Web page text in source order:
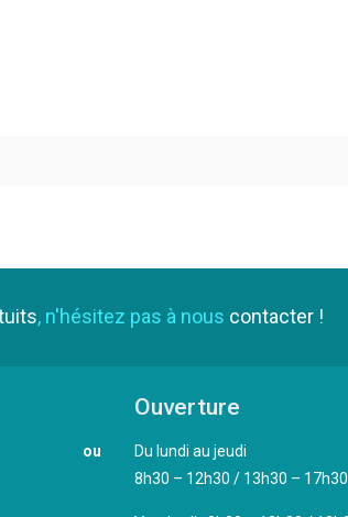
, n'hésitez pas à nous contacter !
14 ou
Ouverture
Du lundi au jeudi
8h30 – 12h30 / 13h30 – 17h30